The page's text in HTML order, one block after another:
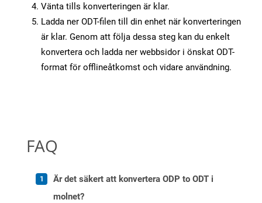
Vänta tills konverteringen är klar.
Ladda ner ODT-filen till din enhet när konverteringen
är klar. Genom att följa dessa steg kan du enkelt
konvertera och ladda ner webbsidor i önskat ODT-
format för offlineåtkomst och vidare användning.
FAQ
Är det säkert att konvertera ODP to ODT i
molnet?